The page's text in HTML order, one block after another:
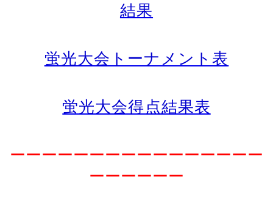
結果
蛍光大会トーナメント表
蛍光大会得点結果表
ーーーーーーーーーーーーーーーー
ーーーーーー